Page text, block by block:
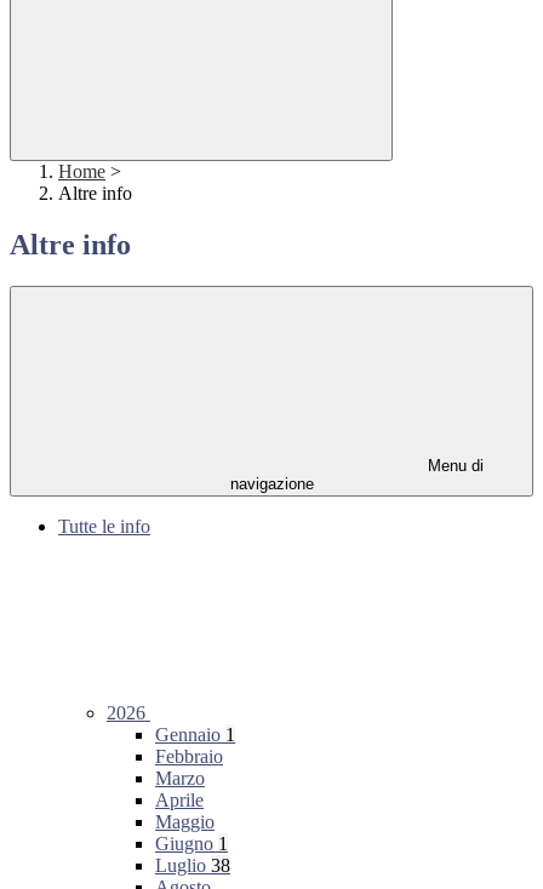
Home >
Altre info
Altre info
Menu di
navigazione
Tutte le info
2026
Gennaio 1
Febbraio
Marzo
Aprile
Maggio
Giugno 1
Luglio 38